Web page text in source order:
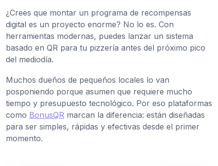
¿Crees que montar un programa de recompensas
digital es un proyecto enorme? No lo es. Con
herramientas modernas, puedes lanzar un sistema
basado en QR para tu pizzería antes del próximo pico
del mediodía.
Muchos dueños de pequeños locales lo van
posponiendo porque asumen que requiere mucho
tiempo y presupuesto tecnológico. Por eso plataformas
como BonusQR marcan la diferencia: están diseñadas
para ser simples, rápidas y efectivas desde el primer
momento.